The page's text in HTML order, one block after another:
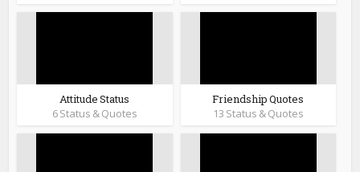
Attitude Status
6 Status & Quotes
Friendship Quotes
13 Status & Quotes